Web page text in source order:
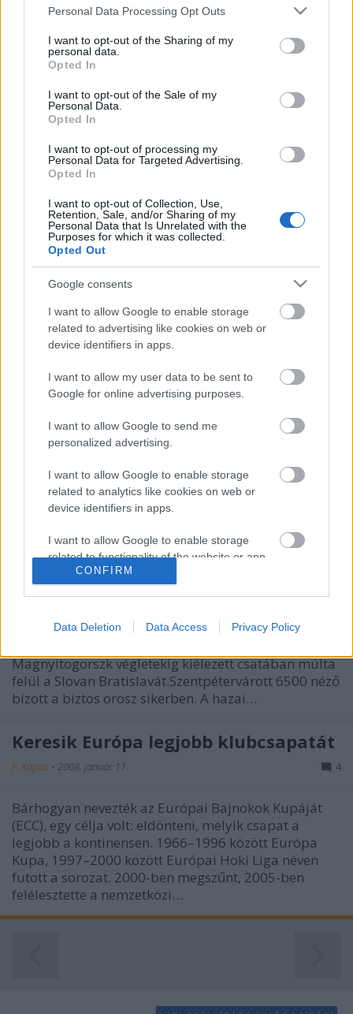
Please note that this website/app uses one or more Google
not limited to your visit or usage behaviour. You may click to
grant or deny consent to Google and its third-party tags to
use your data for below specified purposes in below Google
consent section.
Personal Data Processing Opt Outs
I want to opt-out of the Sharing of my
personal data.
Opted In
I want to opt-out of the Sale of my
Personal Data.
Opted In
I want to opt-out of processing my
Personal Data for Targeted Advertising.
Opted In
I want to opt-out of Collection, Use,
Retention, Sale, and/or Sharing of my
Personal Data that Is Unrelated with the
Purposes for which it was collected.
Opted Out
Google consents
I want to allow Google to enable storage
related to advertising like cookies on web or
device identifiers in apps.
I want to allow my user data to be sent to
Google for online advertising purposes.
I want to allow Google to send me
personalized advertising.
I want to allow Google to enable storage
related to analytics like cookies on web or
device identifiers in apps.
I want to allow Google to enable storage
related to functionality of the website or app.
I want to allow Google to enable storage
related to security, including authentication
functionality and fraud prevention, and other
user protection.
CONFIRM
Data Deletion Data Access Privacy Policy
Augusztus közepén derült ki, hogy Pozsonyba jön a
jegyárakat is ismertették. Az árusítás csütörtökön
kezdődik. Mindazonáltal rohanásra semmi ok.
elővételi joguk lesz. Másrészt nagyon…
Zednik visszatért a jégre
F. Kapus•2008. augusztus 13.
Tizenhét egykori vagy jelenlegi szlovák NHL-játékos
állt ki a Slovan mai csapata ellen a kedd esti
gálamérkőzésen. A pozsonyi mérkőzés legfontosabb
momentuma azonban a Richard Zednik teljes
felépüléséről és visszatéréséről szóló hír volt. Szinte
napra pontosan fél évvel…
Drogcsempész a szomszédban
Az idei hokiszezon egyik negatív szenzációját Jere
Karalahti kábítószeres ügye jelentette. A 32 éves
hátvéd a mérkőzések mellett már tágyalásokra is jár.
csapatához szerződött.A bajnokságot hatalmas
fölénnyel vezető…
Az orosz és a cseh bajnok a döntőben
2008. január 12.
Sparta Praha ellen a vasárnapi döntőt a Bajnokok
Magnyitogorszk végletekig kiélezett csatában múlta
felül a Slovan Bratislavát.Szentpétervárott 6500 néző
bízott a biztos orosz sikerben. A hazai…
Keresik Európa legjobb klubcsapatát
F. Kapus • 2008. január 11. 4
Bárhogyan nevezték az Európai Bajnokok Kupáját
(ECC), egy célja volt: eldönteni, melyik csapat a
legjobb a kontinensen. 1966–1996 között Európa
Kupa, 1997–2000 között Európai Hoki Liga néven
futott a sorozat. 2000-ben megszűnt, 2005-ben
felélesztette a nemzetközi…